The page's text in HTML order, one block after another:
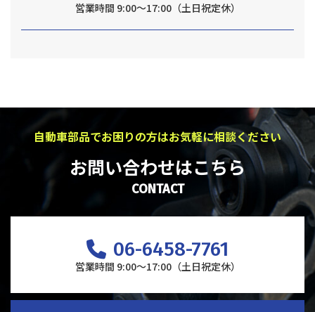
営業時間 9:00〜17:00（土日祝定休）
自動車部品でお困りの方はお気軽に相談ください
お問い合わせはこちら
CONTACT
06-6458-7761
営業時間 9:00～17:00（土日祝定休）